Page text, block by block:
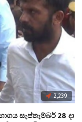
2,239
සැප්තැම්බර් 28 දා